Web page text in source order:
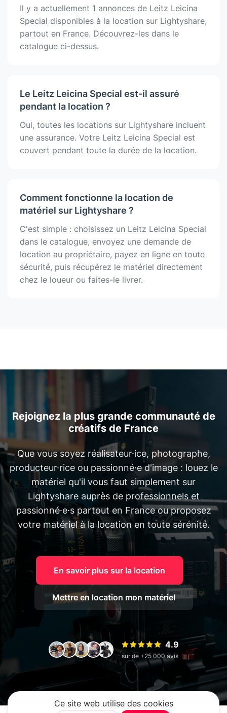
Il y a actuellement 1 annonces de Leitz Leicina
Special disponibles à la location sur Lightyshare,
partout en France. Découvrez-les dans le
catalogue ci-dessus.
Le Leitz Leicina Special est-il assuré
pendant la location ?
Oui, toutes les locations sur Lightyshare incluent
une assurance. Votre Leitz Leicina Special est
couvert pendant toute la durée de la location.
Comment fonctionne la location de
matériel sur Lightyshare ?
C'est simple : choisissez un Leitz Leicina Special
dans le catalogue, envoyez une demande de
location au propriétaire, payez en ligne en toute
sécurité, puis récupérez le matériel directement
chez le loueur ou faites-le livrer.
Rejoignez la plus grande communauté de
créatifs de France
Que vous soyez réalisateur·ice, photographe,
producteur·rice ou passionné·e d'image : louez le
matériel qu'il vous faut simplement sur
Lightyshare auprès de professionnels et
passionné·e·s partout en France ou proposez
votre matériel à la location en toute sérénité.
En savoir plus sur la location
Mettre en location mon matériel
4.9
sur de +25 000 avis